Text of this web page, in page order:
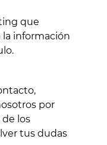
que
información
por
los
tus dudas